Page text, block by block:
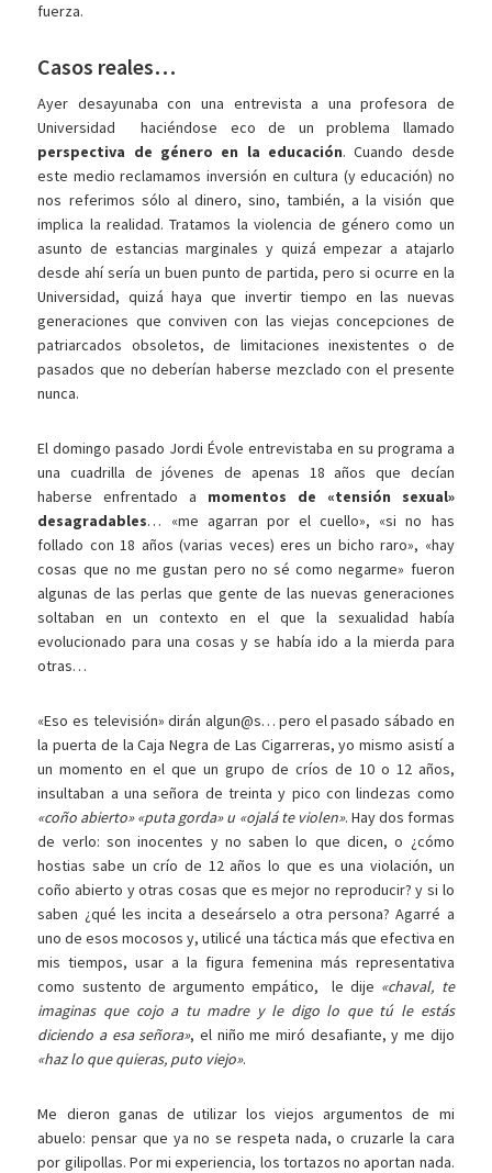
fuerza.
Casos reales…
Ayer desayunaba con una entrevista a una profesora de
Universidad haciéndose eco de un problema llamado
perspectiva de género en la educación. Cuando desde
este medio reclamamos inversión en cultura (y educación) no
nos referimos sólo al dinero, sino, también, a la visión que
implica la realidad. Tratamos la violencia de género como un
asunto de estancias marginales y quizá empezar a atajarlo
desde ahí sería un buen punto de partida, pero si ocurre en la
Universidad, quizá haya que invertir tiempo en las nuevas
generaciones que conviven con las viejas concepciones de
patriarcados obsoletos, de limitaciones inexistentes o de
pasados que no deberían haberse mezclado con el presente
nunca.
El domingo pasado Jordi Évole entrevistaba en su programa a
una cuadrilla de jóvenes de apenas 18 años que decían
haberse enfrentado a momentos de «tensión sexual»
desagradables… «me agarran por el cuello», «si no has
follado con 18 años (varias veces) eres un bicho raro», «hay
cosas que no me gustan pero no sé como negarme» fueron
algunas de las perlas que gente de las nuevas generaciones
soltaban en un contexto en el que la sexualidad había
evolucionado para una cosas y se había ido a la mierda para
otras…
«Eso es televisión» dirán algun@s… pero el pasado sábado en
la puerta de la Caja Negra de Las Cigarreras, yo mismo asistí a
un momento en el que un grupo de críos de 10 o 12 años,
insultaban a una señora de treinta y pico con lindezas como
«coño abierto» «puta gorda» u «ojalá te violen». Hay dos formas
de verlo: son inocentes y no saben lo que dicen, o ¿cómo
hostias sabe un crío de 12 años lo que es una violación, un
coño abierto y otras cosas que es mejor no reproducir? y si lo
saben ¿qué les incita a deseárselo a otra persona? Agarré a
uno de esos mocosos y, utilicé una táctica más que efectiva en
mis tiempos, usar a la figura femenina más representativa
como sustento de argumento empático, le dije «chaval, te
imaginas que cojo a tu madre y le digo lo que tú le estás
diciendo a esa señora», el niño me miró desafiante, y me dijo
«haz lo que quieras, puto viejo».
Me dieron ganas de utilizar los viejos argumentos de mi
abuelo: pensar que ya no se respeta nada, o cruzarle la cara
por gilipollas. Por mi experiencia, los tortazos no aportan nada.